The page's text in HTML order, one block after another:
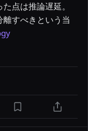
点は推論遅延。
離すべきという当